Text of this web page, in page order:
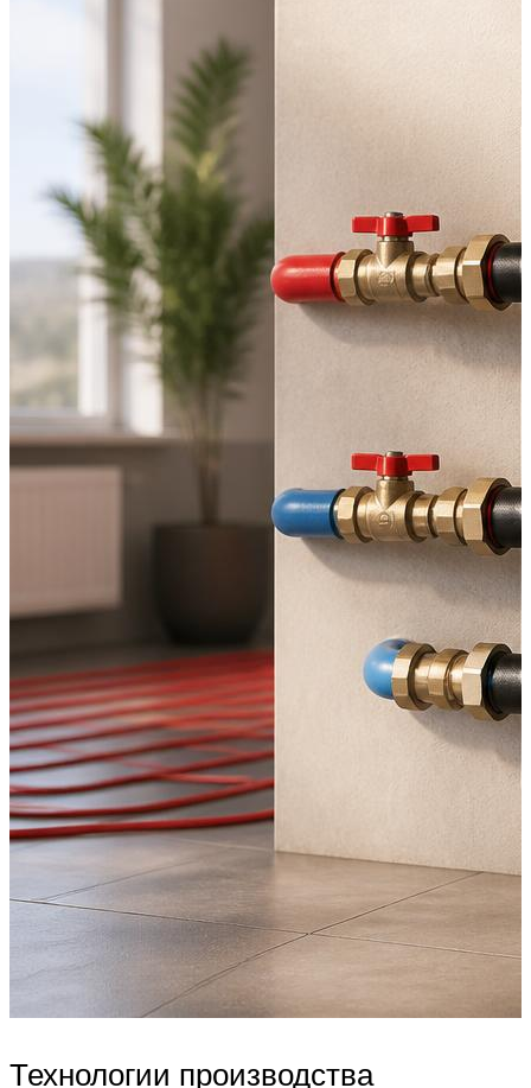
Технологии производства